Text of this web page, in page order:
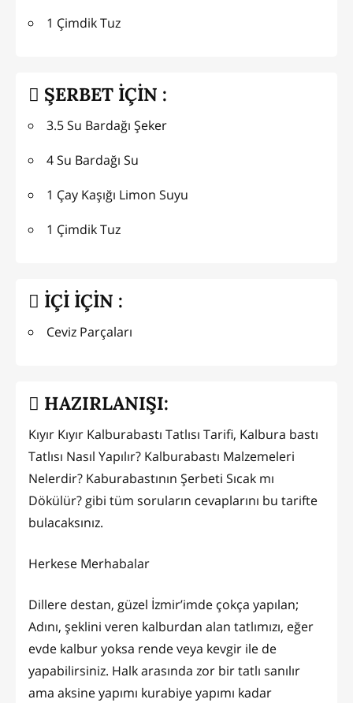
1 Çimdik Tuz
ŞERBET İÇİN :
3.5 Su Bardağı Şeker
4 Su Bardağı Su
1 Çay Kaşığı Limon Suyu
1 Çimdik Tuz
İÇİ İÇİN :
Ceviz Parçaları
HAZIRLANIŞI:
Kıyır Kıyır Kalburabastı Tatlısı Tarifi, Kalbura bastı
Tatlısı Nasıl Yapılır? Kalburabastı Malzemeleri
Nelerdir? Kaburabastının Şerbeti Sıcak mı
Dökülür? gibi tüm soruların cevaplarını bu tarifte
bulacaksınız.
Herkese Merhabalar
Dillere destan, güzel İzmir’imde çokça yapılan;
Adını, şeklini veren kalburdan alan tatlımızı, eğer
evde kalbur yoksa rende veya kevgir ile de
yapabilirsiniz. Halk arasında zor bir tatlı sanılır
ama aksine yapımı kurabiye yapımı kadar